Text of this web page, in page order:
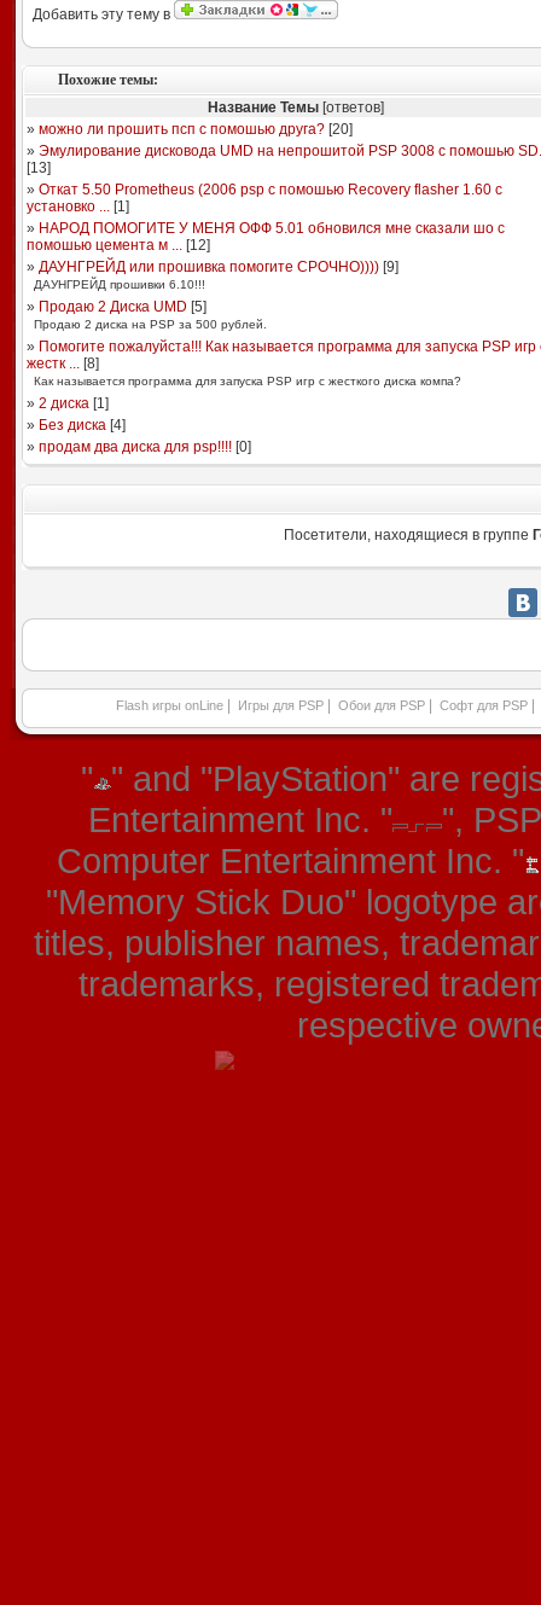
Добавить эту тему в
Похожие темы:
Название Темы [ответов]
» можно ли прошить псп с помошью друга?[20]
» Эмулирование дисковода UMD на непрошитой PSP 3008 с помошью SD.
[13]
» Откат 5.50 Prometheus (2006 psp с помошью Recovery flasher 1.60 с
установко ...[1]
» НАРОД ПОМОГИТЕ У МЕНЯ ОФФ 5.01 обновился мне сказали шо с
помошью цемента м ...[12]
» ДАУНГРЕЙД или прошивка помогите СРОЧНО))))[9]
ДАУНГРЕЙД прошивки 6.10!!!
» Продаю 2 Диска UMD [5]
Продаю 2 диска на PSP за 500 рублей.
» Помогите пожалуйста!!! Как называется программа для запуска PSP игр
жестк ...[8]
Как называется программа для запуска PSP игр с жесткого диска компа?
» 2 диска[1]
» Без диска[4]
» продам два диска для psp!!!![0]
Посетители, находящиеся в группе
Flash игры onLine Игры для PSP Обои для PSP Софт для PSP
" " and "PlayStation" are
Entertainment Inc. "
",
Computer Entertainment Inc. "
"Memory Stick Duo" logotype
titles, publisher names,
trademarks, registered
respective